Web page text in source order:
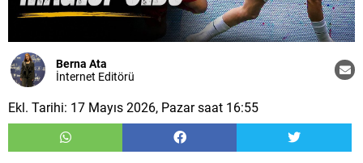
Berna Ata
İnternet Editörü
Ekl. Tarihi: 17 Mayıs 2026, Pazar saat 16:55